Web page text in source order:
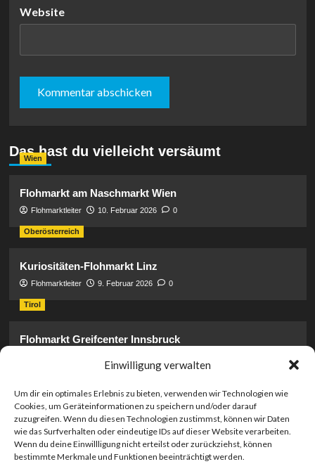
Einwilligung verwalten
Um dir ein optimales Erlebnis zu bieten, verwenden wir Technologien wie
Cookies, um Geräteinformationen zu speichern und/oder darauf
zuzugreifen. Wenn du diesen Technologien zustimmst, können wir Daten
wie das Surfverhalten oder eindeutige IDs auf dieser Website verarbeiten.
Wenn du deine Einwillligung nicht erteilst oder zurückziehst, können
bestimmte Merkmale und Funktionen beeinträchtigt werden.
Website
Das hast du vielleicht versäumt
Wien
Flohmarkt am Naschmarkt Wien
Flohmarktleiter 10. Februar 2026 0
Oberösterreich
Kuriositäten-Flohmarkt Linz
Flohmarktleiter 9. Februar 2026 0
Tirol
Flohmarkt Greifcenter Innsbruck
Flohmarkt Krieglach: Adresse & Spenden-Infos
Flohmarktleiter 17. Januar 2026 0